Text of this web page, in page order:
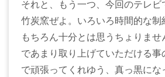
それと、もう一つ、今回のテレ
竹炭窯ぜよ。いろいろ時間的な制
もちろん十分とは思うちょりませ
であまり取り上げていただける
で頑張ってくれゆう、真っ黒に